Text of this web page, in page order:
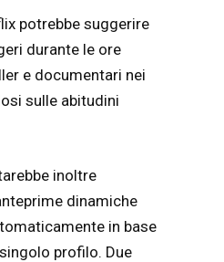
potrebbe suggerire
durante le ore
e documentari nei
sulle abitudini
inoltre
dinamiche
in base
profilo. Due